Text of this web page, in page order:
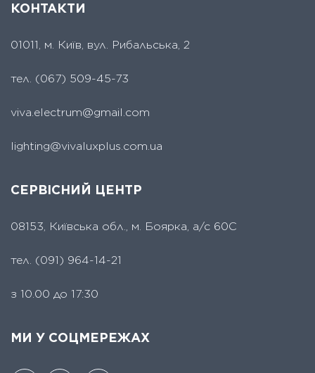
КОНТАКТИ
01011, м. Київ, вул. Рибальська, 2
тел. (067) 509-45-73
viva.electrum@gmail.com
lighting@vivaluxplus.com.ua
СЕРВІСНИЙ ЦЕНТР
08153, Київська обл., м. Боярка, а/с 60С
тел. (091) 964-14-21
з 10.00 до 17:30
МИ У СОЦМЕРЕЖАХ